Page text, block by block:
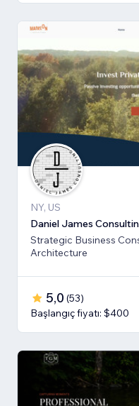
NY, US
Daniel James
Strategic Business
Architecture
5,0 (53)
Başlangıç fiyatı: $400